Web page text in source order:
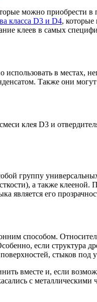
можно приобрести
класса D3 и D4, которые
клеев в самых
в
Также они
клея D3 и
группу
а также
является его
способом.
если
стыков под
вместе и, если
с